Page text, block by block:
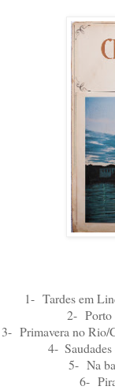
1- Tardes em
2- Porto
3- Primavera no Rio/
4-
5- Na
6-